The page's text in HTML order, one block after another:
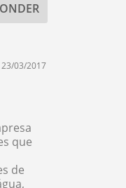
23/03/2017
que
de